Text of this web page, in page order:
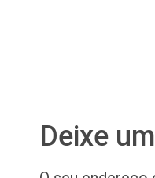
Deixe